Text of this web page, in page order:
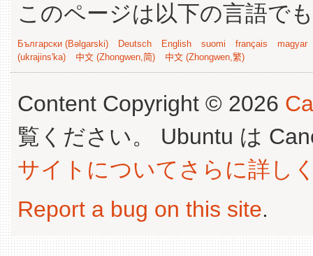
このページは以下の言語で
Български (Bəlgarski) Deutsch English suomi français
magyar
(ukrajins'ka)
中文 (Zhongwen,简) 中文 (Zhongwen,繁)
Content Copyright © 2026
覧ください。 Ubuntu は
サイトについてさらに詳し
Report a bug on this site.